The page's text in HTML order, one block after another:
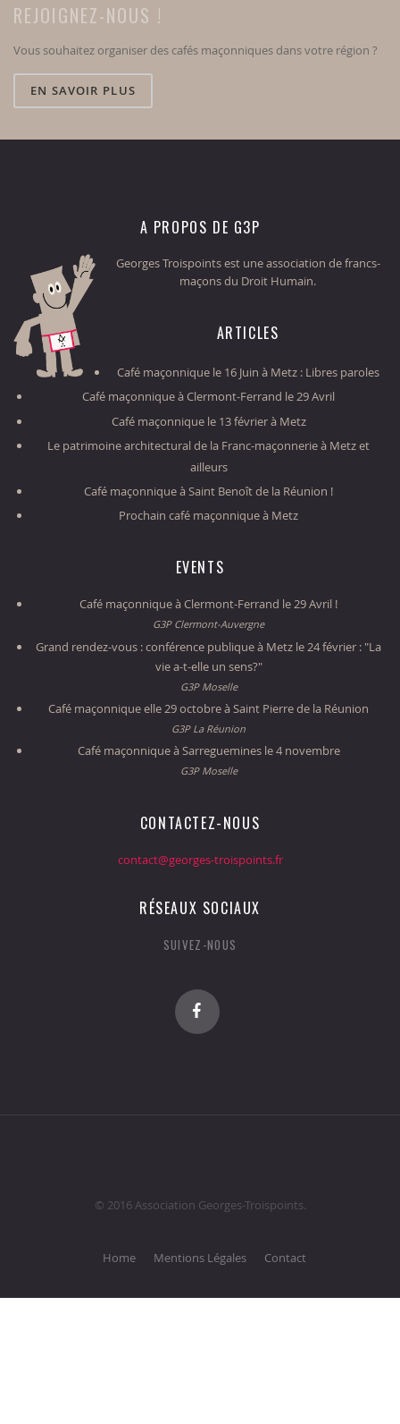
REJOIGNEZ-NOUS !
Vous souhaitez organiser des cafés maçonniques dans votre région ?
EN SAVOIR PLUS
A PROPOS DE G3P
Georges Troispoints est une association de francs-
maçons du Droit Humain.
ARTICLES
Café maçonnique le 16 Juin à Metz : Libres paroles
Café maçonnique à Clermont-Ferrand le 29 Avril
Café maçonnique le 13 février à Metz
Le patrimoine architectural de la Franc-maçonnerie à Metz et
ailleurs
Café maçonnique à Saint Benoît de la Réunion !
Prochain café maçonnique à Metz
EVENTS
Café maçonnique à Clermont-Ferrand le 29 Avril !
G3P Clermont-Auvergne
Grand rendez-vous : conférence publique à Metz le 24 février : "La
vie a-t-elle un sens?"
G3P Moselle
Café maçonnique elle 29 octobre à Saint Pierre de la Réunion
G3P La Réunion
Café maçonnique à Sarreguemines le 4 novembre
G3P Moselle
CONTACTEZ-NOUS
contact@georges-troispoints.fr
RÉSEAUX SOCIAUX
SUIVEZ-NOUS
© 2016 Association Georges-Troispoints.
Home Mentions Légales Contact